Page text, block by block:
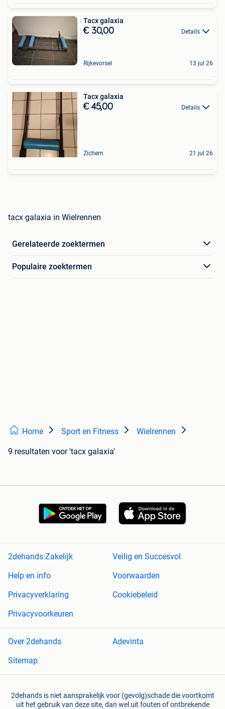
Tacx galaxia
€ 30,00 Details
Rijkevorsel 13 jul 26
Tacx galaxia
€ 45,00 Details
Zichem 21 jul 26
tacx galaxia in Wielrennen
Gerelateerde zoektermen
Populaire zoektermen
Home Sport en Fitness Wielrennen
9 resultaten voor 'tacx galaxia'
2dehands Zakelijk
Veilig en Succesvol
Help en info
Voorwaarden
Privacyverklaring
Cookiebeleid
Privacyvoorkeuren
Over 2dehands
Adevinta
Sitemap
2dehands is niet aansprakelijk voor (gevolg)schade die voortkomt
uit het gebruik van deze site, dan wel uit fouten of ontbrekende